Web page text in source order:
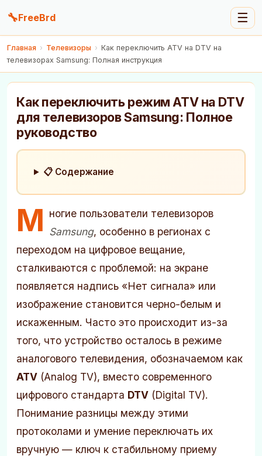
🔧FreeBrd ☰
Главная › Телевизоры › Как переключить ATV на DTV на
телевизорах Samsung: Полная инструкция
Как переключить режим ATV на DTV
для телевизоров Samsung: Полное
руководство
📋 Содержание
М ногие пользователи телевизоров
Samsung, особенно в регионах с
переходом на цифровое вещание,
сталкиваются с проблемой: на экране
появляется надпись «Нет сигнала» или
изображение становится черно-белым и
искаженным. Часто это происходит из-за
того, что устройство осталось в режиме
аналогового телевидения, обозначаемом как
ATV (Analog TV), вместо современного
цифрового стандарта DTV (Digital TV).
Понимание разницы между этими
протоколами и умение переключать их
вручную — ключ к стабильному приему